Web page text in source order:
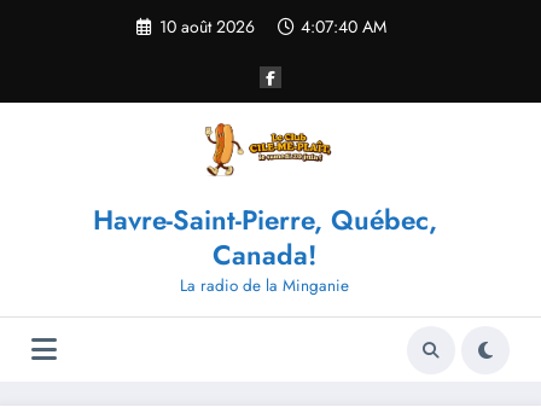
10 août 2026 4:07:40 AM
Havre-Saint-Pierre, Québec,
Canada!
La radio de la Minganie